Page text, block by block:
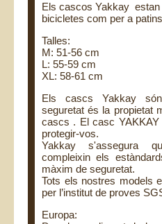
Els cascos Yakkay estan
bicicletes com per a
Talles:
M: 51-56 cm
L: 55-59 cm
XL: 58-61 cm
Els cascs Yakkay
seguretat és la propietat
cascs . El casc
protegir-vos.
Yakkay s'assegura
compleixin els
màxim de seguretat.
Tots els nostres models
per l’institut de proves
Europa: